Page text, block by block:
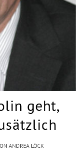
geht,
ANDREA LÖCK